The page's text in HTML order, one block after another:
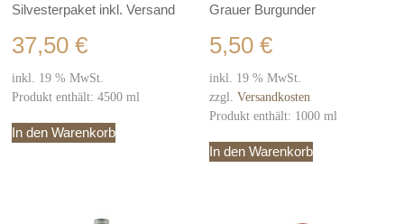
Silvesterpaket inkl. Versand
37,50€
inkl. 19 % MwSt.
Produkt enthält: 4500ml
In den Warenkorb
Grauer Burgunder
5,50€
inkl. 19 % MwSt.
zzgl.Versandkosten
Produkt enthält: 1000ml
In den Warenkorb